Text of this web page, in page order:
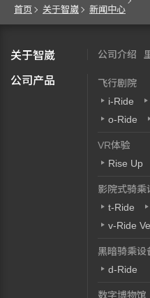
首页 关于智崴 新闻中心
关于智崴 公司介绍
公司产品
飞行剧院
i-Ride
o-Ride
VR体验
Rise Up
影院式骑乘
t-Ride
v-Ride
黑暗骑乘设
d-Ride
数字博物馆